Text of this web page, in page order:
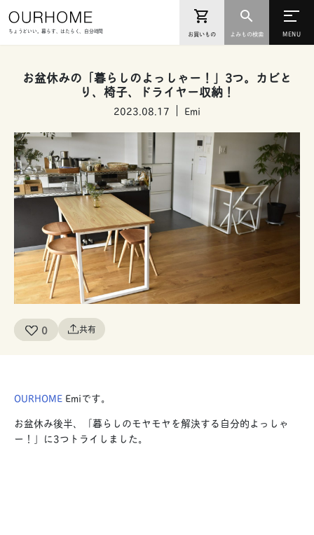
ちょうどいい。暮らす、はたらく、自分時間
お盆休みの「暮らしのよっしゃー！」3つ。カビと
り、椅子、ドライヤー収納！
2023.08.17 Emi
0 共有
OURHOME Emiです。
お盆休み後半、「暮らしのモヤモヤを解決する自分的よっしゃ
ー！」に3つトライしました。
お買いもの よみもの検索